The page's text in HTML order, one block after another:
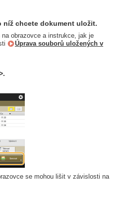
níž chcete dokument uložit.
na obrazovce a instrukce, jak je
Úprava souborů uložených v
se mohou lišit v závislosti na